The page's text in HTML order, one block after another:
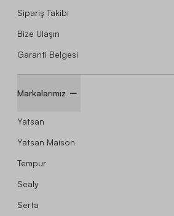
Sipariş Takibi
Bize Ulaşın
Garanti Belgesi
Markalarımız
Yatsan
Yatsan Maison
Tempur
Sealy
Serta